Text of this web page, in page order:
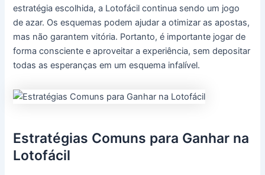
estratégia escolhida, a Lotofácil continua sendo um jogo
de azar. Os esquemas podem ajudar a otimizar as apostas,
mas não garantem vitória. Portanto, é importante jogar de
forma consciente e aproveitar a experiência, sem depositar
todas as esperanças em um esquema infalível.
Estratégias Comuns para Ganhar na
Lotofácil